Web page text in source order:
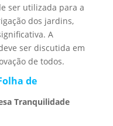
ser utilizada para a
dos jardins,
A
ser discutida em
de todos.
de
Tranquilidade